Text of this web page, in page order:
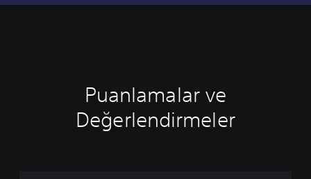
Puanlamalar ve
Değerlendirmeler